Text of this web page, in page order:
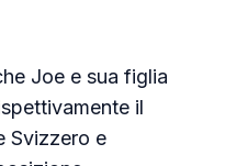
Joe e sua figlia
il
Svizzero e